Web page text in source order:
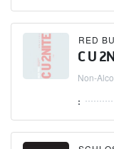
RED
C U
Non-
: